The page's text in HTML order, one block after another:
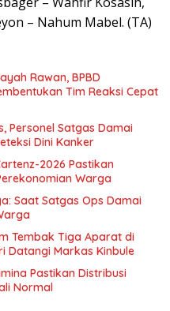
– Nahum Mabel. (TA)
Rawan, BPBD
Tim Reaksi Cepat
Personel Satgas Damai
Dini Kanker
2026 Pastikan
Warga
Saat Satgas Ops Damai
Tembak Tiga Aparat di
Datangi Markas Kinbule
Pastikan Distribusi
Normal